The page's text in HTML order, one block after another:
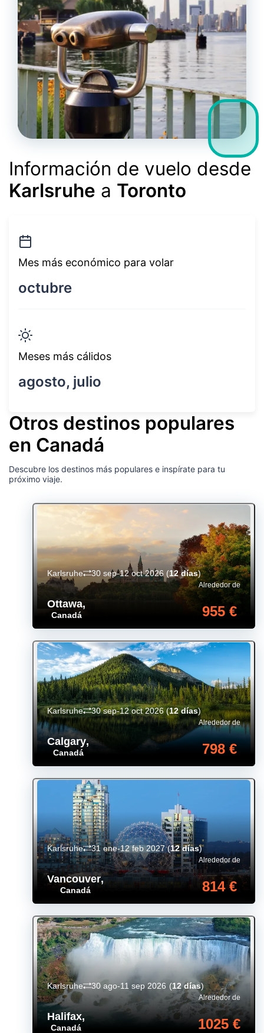
Información de vuelo desde
Karlsruhe a Toronto
Mes más económico para volar
octubre
Meses más cálidos
agosto, julio
Otros destinos populares
en Canadá
Descubre los destinos más populares e inspírate para tu
próximo viaje.
Ottawa,
Canadá
Alrededor de
955 €
Karlsruhe 30 sep-12 oct 2026 (12 días)
Calgary,
Canadá
Alrededor de
798 €
Karlsruhe 30 sep-12 oct 2026(12 días)
Vancouver,
Canadá
Alrededor de
814 €
Karlsruhe 31 ene-12 feb 2027(12 días)
Halifax,
Canadá
Alrededor de
1025 €
Karlsruhe 30 ago-11 sep 2026 (12 días)